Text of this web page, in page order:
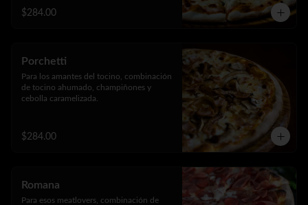
$284.00
Porchetti
Para los amantes del tocino, combinación
de tocino ahumado, champiñones y
cebolla caramelizada.
$284.00
Romana
Para esos meatlovers, combinación de